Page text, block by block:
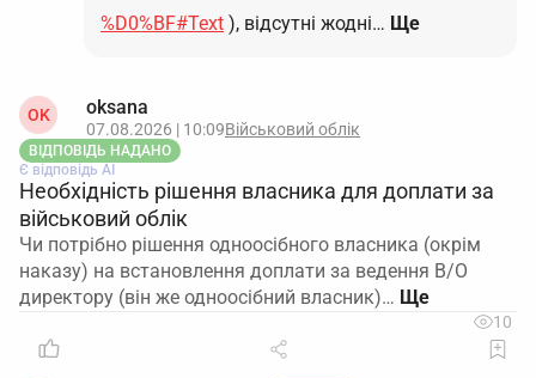
%D0%BF#Text ), відсутні жодні… Ще
OK oksana
07.08.2026 | 10:09Військовий облік
ВІДПОВІДЬ НАДАНО
Є відповідь АІ
Необхідність рішення власника для доплати за
військовий облік
Чи потрібно рішення одноосібного власника (окрім
наказу) на встановлення доплати за ведення В/О
директору (він же одноосібний власник)…
10